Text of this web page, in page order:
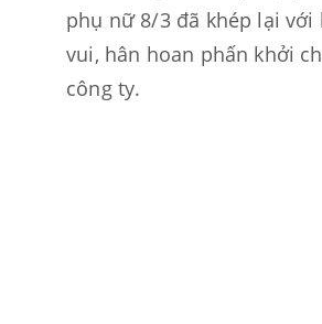
phụ nữ 8/3 đã khép lại với
vui, hân hoan phấn khởi
công ty.